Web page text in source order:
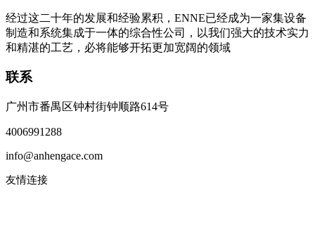
经过这二十年的发展和经验累积，ENNE已经成为一家集设备
制造和系统集成于一体的综合性公司，以我们强大的技术实力
和精湛的工艺，必将能够开拓更加宽阔的领域
联系
广州市番禺区钟村街钟顺路614号
4006991288
info@anhengace.com
友情连接